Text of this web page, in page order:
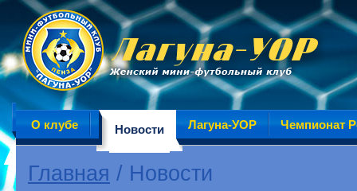
О клубе Новости Лагуна-УОР Чемпионат
Главная / Новости